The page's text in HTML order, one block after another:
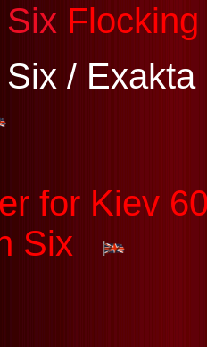
/
for Kiev
Six